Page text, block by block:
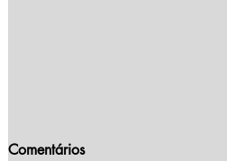
Comentários